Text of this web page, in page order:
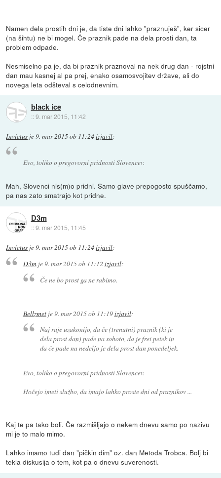
Namen dela prostih dni je, da tiste dni lahko "praznuješ", ker sicer
(na šihtu) ne bi mogel. Če praznik pade na dela prosti dan, ta
problem odpade.
Nesmiselno pa je, da bi praznik praznoval na nek drug dan - rojstni
dan mau kasnej al pa prej, enako osamosvojitev države, ali do
novega leta odšteval s celodnevnim.
black ice
::9. mar 2015, 11:42
Invictus je9. mar 2015 ob 11:24izjavil:
Evo, toliko o pregovorni pridnosti Slovencev.
Mah, Slovenci nis(m)o pridni. Samo glave prepogosto spuščamo,
pa nas zato smatrajo kot pridne.
D3m
::9. mar 2015, 11:45
Invictus je 9. mar 2015 ob 11:24izjavil:
D3mje9. mar 2015 ob 11:12 izjavil:
Če ne bo prost ga ne rabimo.
Bellzmetje 9. mar 2015 ob 11:19izjavil:
Naj raje uzakonijo, da če (trenutni) praznik (ki je
dela prost dan) pade na soboto, da je frei petek in
da če pade na nedeljo je dela prost dan ponedeljek.
Evo, toliko o pregovorni pridnosti Slovencev.
Hočejo imeti službo, da imajo lahko proste dni od praznikov ...
Kaj te pa tako boli. Če razmišljajo o nekem dnevu samo po nazivu
mi je to malo mimo.
Lahko imamo tudi dan "pičkin dim" oz. dan Metoda Trobca. Bolj bi
tekla diskusija o tem, kot pa o dnevu suverenosti.